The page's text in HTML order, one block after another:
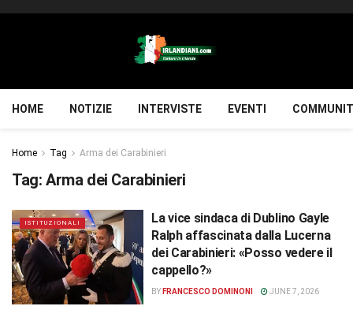
HOME NOTIZIE INTERVISTE EVENTI
Home Tag Arma dei Carabinieri
Tag: Arma dei Carabinieri
ISTITUZIONALI
La vice sindaca di Dublino Gayle
Ralph affascinata dalla Lucerna
dei Carabinieri: «Posso vedere il
cappello?»
BY FRANCESCO DOMINONI JUNE 7, 2026